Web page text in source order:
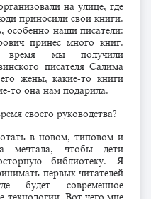
на улице, где
приносили свои книги.
особенно наши писатели:
принес много книг.
время мы получили
писателя Салима
жены, какие-то книги
то она нам подарила.
своего руководства?
в новом, типовом и
мечтала, чтобы дети
библиотеку. Я
первых читателей
будет современное